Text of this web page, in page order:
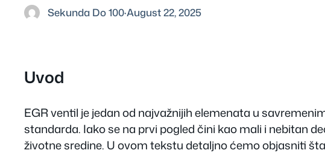
Sekunda Do 100·August 22, 2025
Uvod
EGR ventil je jedan od najvažnijih elemenata u
standarda. Iako se na prvi pogled čini kao mali i nebitan
životne sredine. U ovom tekstu detaljno ćemo objasniti